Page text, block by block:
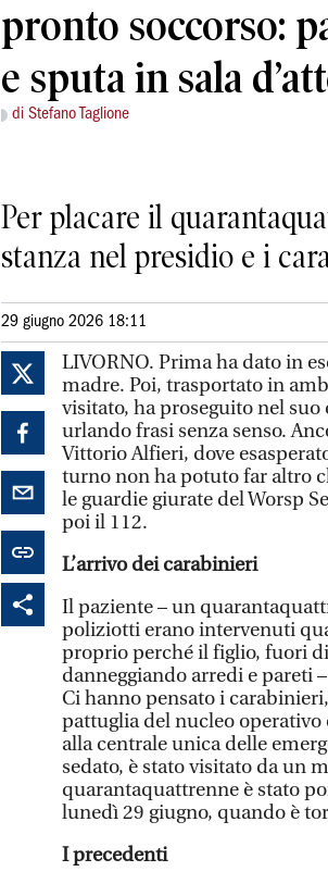
pronto soccorso:
e sputa in sala
di Stefano Taglione
Per placare il
stanza nel presidio e i
29 giugno 2026 18:11
LIVORNO. Prima ha dato in
madre. Poi, trasportato in
visitato, ha proseguito nel
urlando frasi senza senso.
Vittorio Alfieri, dove
turno non ha potuto far altro
le guardie giurate del Worsp
poi il 112.
L’arrivo dei carabinieri
Il paziente – un
poliziotti erano intervenuti
proprio perché il figlio, fuori
danneggiando arredi e pareti
Ci hanno pensato i
pattuglia del nucleo
alla centrale unica delle
sedato, è stato visitato da un
quarantaquattrenne è stato
lunedì 29 giugno, quando è
I precedenti